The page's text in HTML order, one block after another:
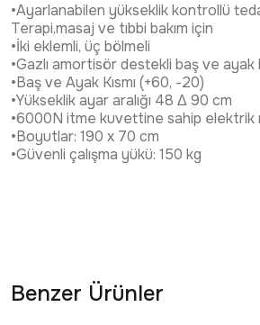
•Ayarlanabilen yükseklik kontrollü
Terapi,masaj ve tıbbi bakım için
•İki eklemli, üç bölmeli
•Gazlı amortisör destekli baş ve ayak
•Baş ve Ayak Kısmı (+60, -20)
•Yükseklik ayar aralığı 48 Δ 90 cm
•6000N itme kuvettine sahip elektrik
•Boyutlar: 190 x 70 cm
•Güvenli çalışma yükü: 150 kg
Benzer Ürünler